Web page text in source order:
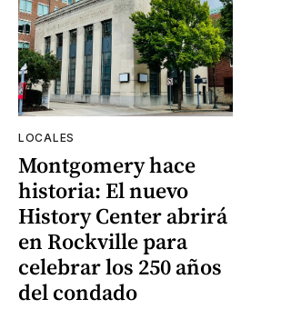
LOCALES
Montgomery hace
historia: El nuevo
History Center abrirá
en Rockville para
celebrar los 250 años
del condado